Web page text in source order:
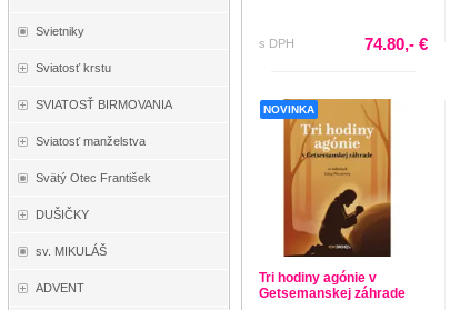
Svietniky
Sviatosť krstu
SVIATOSŤ BIRMOVANIA
Sviatosť manželstva
Svätý Otec František
DUŠIČKY
sv. MIKULÁŠ
ADVENT
s DPH 74.80,- €
NOVINKA
Tri hodiny agónie v
Getsemanskej záhrade